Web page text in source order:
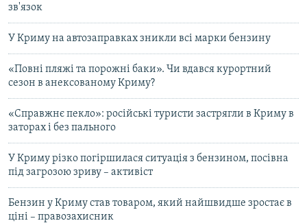
зв'язок
У Криму на автозаправках зникли всі марки бензину
«Повні пляжі та порожні баки». Чи вдався курортний
сезон в анексованому Криму?
«Справжнє пекло»: російські туристи застрягли в Криму в
заторах і без пального
У Криму різко погіршилася ситуація з бензином, посівна
під загрозою зриву – активіст
Бензин у Криму став товаром, який найшвидше зростає в
ціні – правозахисник